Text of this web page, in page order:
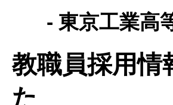
- 東京工業高
教職員採用情
た